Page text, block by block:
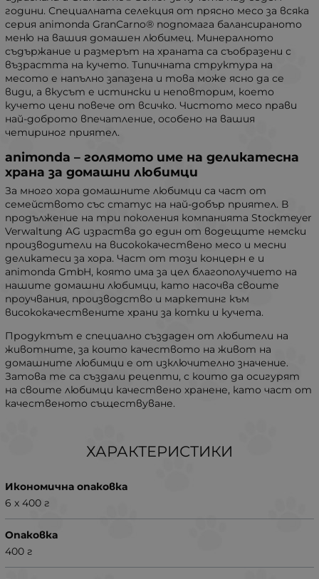
години. Специалната селекция от прясно месо за всяка
серия animonda GranCarno® подпомага балансираното
меню на вашия домашен любимец. Минералното
съдържание и размерът на храната са съобразени с
възрастта на кучето. Типичната структура на
месото е напълно запазена и това може ясно да се
види, а вкусът е истински и неповторим, което
кучето цени повече от всичко. Чистото месо прави
най-доброто впечатление, особено на вашия
четириног приятел.
animonda – голямото име на деликатесна
храна за домашни любимци
За много хора домашните любимци са част от
семейството със статус на най-добър приятел. В
продължение на три поколения компанията Stockmeyer
Verwaltung AG израства до един от водещите немски
производители на висококачествено месо и месни
деликатеси за хора. Част от този концерн е и
animonda GmbH, която има за цел благополучието на
нашите домашни любимци, като насочва своите
проучвания, производство и маркетинг към
висококачествените храни за котки и кучета.
Продуктът е специално създаден от любители на
животните, за които качеството на живот на
домашните любимци е от изключително значение.
Затова те са създали рецепти, с които да осигурят
на своите любимци качествено хранене, като част от
качественото съществуване.
ХАРАКТЕРИСТИКИ
Икономична опаковка
6 x 400 г
Опаковка
400 г